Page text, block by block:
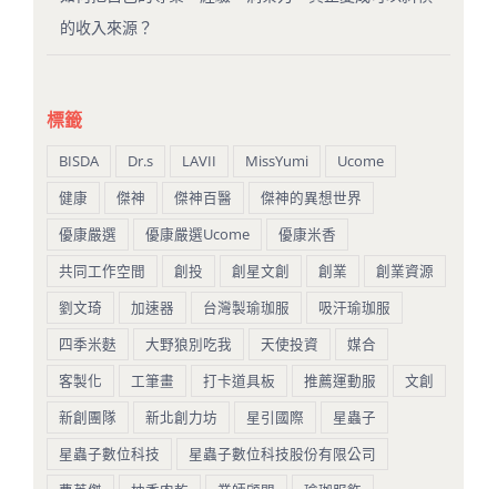
的收入來源？
標籤
BISDA Dr.s LAVII MissYumi
Ucome
健康
傑神 傑神百醫
傑神的異想世界
優康嚴選
優康嚴選Ucome
優康米香
共同工作空間
創投 創星文創 創業
創業資源
劉文琦
加速器 台灣製瑜珈服
吸汗瑜珈服
四季米麩
大野狼別吃我 天使投資
媒合
客製化
工筆畫 打卡道具板 推薦運動服
文創
新創團隊
新北創力坊 星引國際
星蟲子
星蟲子數位科技
星蟲子數位科技股份有限公司